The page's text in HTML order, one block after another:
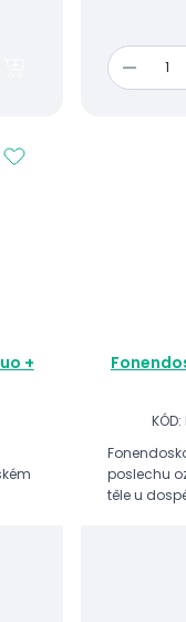
+
poslechu
těle u